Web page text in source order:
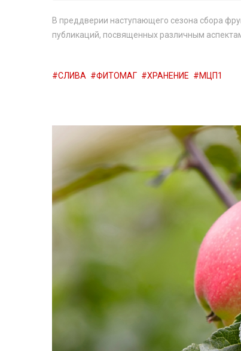
В преддверии наступающего сезона сбора
публикаций, посвященных различным
СЛИВА ФИТОМАГ ХРАНЕНИЕ МЦП1